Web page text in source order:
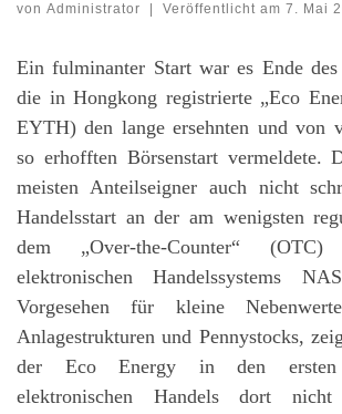
von Administrator Veröffentlicht am 7. Mai
Ein fulminanter Start war es Ende des
die in Hongkong registrierte „Eco
EYTH) den lange ersehnten und von
so erhofften Börsenstart vermeldete.
meisten Anteilseigner auch nicht
Handelsstart an der am wenigsten
dem „Over-the-Counter“
elektronischen Handelssystems
Vorgesehen für kleine
Anlagestrukturen und Pennystocks,
der Eco Energy in den ersten
elektronischen Handels dort